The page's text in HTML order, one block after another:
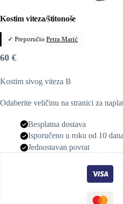
Kostim viteza/štitonoše
✓ Preporučio Petra Marić
60 €
Kostim sivog viteza B
Odaberite veličinu na stranici za
Besplatna dostava
Isporučeno u roku od 10 dana
Jednostavan povrat